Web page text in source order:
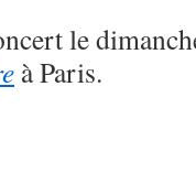
le
à Paris.